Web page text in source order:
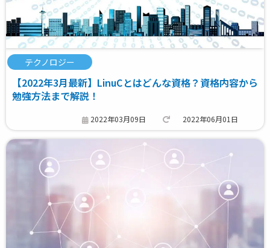
テクノロジー
【2022年3月最新】LinuCとはどんな資格？資格内容から
勉強方法まで解説！
2022年03月09日 2022年06月01日